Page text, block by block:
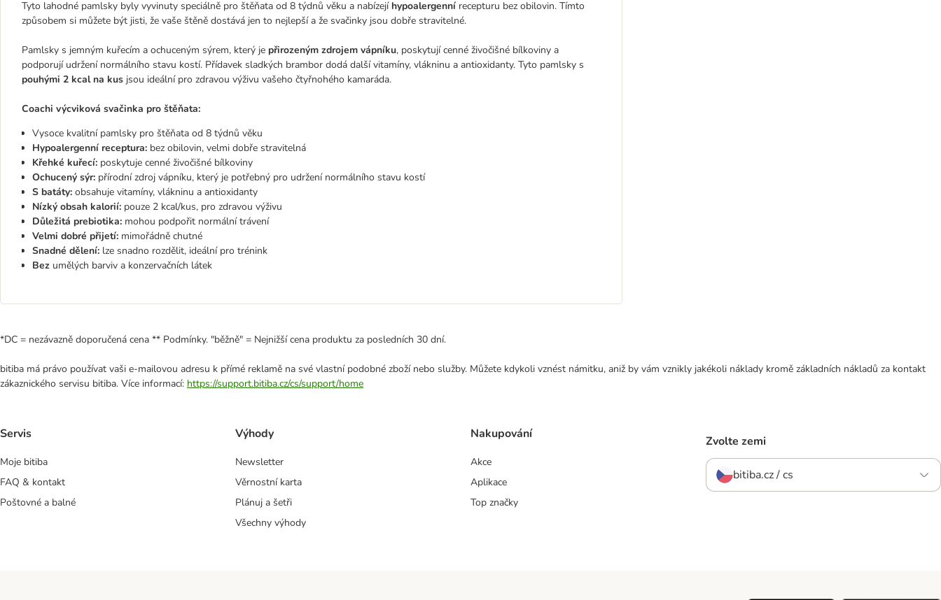
Tyto lahodné pamlsky byly vyvinuty speciálně pro štěňata od 8 týdnů věku a nabízejí hypoalergenní recepturu bez obilovin. Tímto
způsobem si můžete být jisti, že vaše štěně dostává jen to nejlepší a že svačinky jsou dobře stravitelné.
Pamlsky s jemným kuřecím a ochuceným sýrem, který je přirozeným zdrojem vápníku, poskytují cenné živočišné bílkoviny a
podporují udržení normálního stavu kostí. Přídavek sladkých brambor dodá další vitamíny, vlákninu a antioxidanty. Tyto pamlsky s
pouhými 2 kcal na kus jsou ideální pro zdravou výživu vašeho čtyřnohého kamaráda.
Coachi výcviková svačinka pro štěňata:
Vysoce kvalitní pamlsky pro štěňata od 8 týdnů věku
Hypoalergenní receptura: bez obilovin, velmi dobře stravitelná
Křehké kuřecí: poskytuje cenné živočišné bílkoviny
Ochucený sýr: přírodní zdroj vápníku, který je potřebný pro udržení normálního stavu kostí
S batáty: obsahuje vitamíny, vlákninu a antioxidanty
Nízký obsah kalorií: pouze 2 kcal/kus, pro zdravou výživu
Důležitá prebiotika: mohou podpořit normální trávení
Velmi dobré přijetí: mimořádně chutné
Snadné dělení: lze snadno rozdělit, ideální pro trénink
Bez umělých barviv a konzervačních látek
*DC = nezávazně doporučená cena ** Podmínky. "běžně" = Nejnižší cena produktu za posledních 30 dní.
bitiba má právo používat vaši e-mailovou adresu k přímé reklamě na své vlastní podobné zboží nebo služby. Můžete kdykoli vznést námitku, aniž by vám vznikly jakékoli náklady kromě základních nákladů za kontakt
zákaznického servisu bitiba. Více informací: https://support.bitiba.cz/cs/support/home
Servis
Moje bitiba
FAQ & kontakt
Poštovné a balné
Výhody
Newsletter
Věrnostní karta
Plánuj a šetři
Všechny výhody
Nakupování
Akce
Aplikace
Top značky
Zvolte zemi
bitiba.cz / cs